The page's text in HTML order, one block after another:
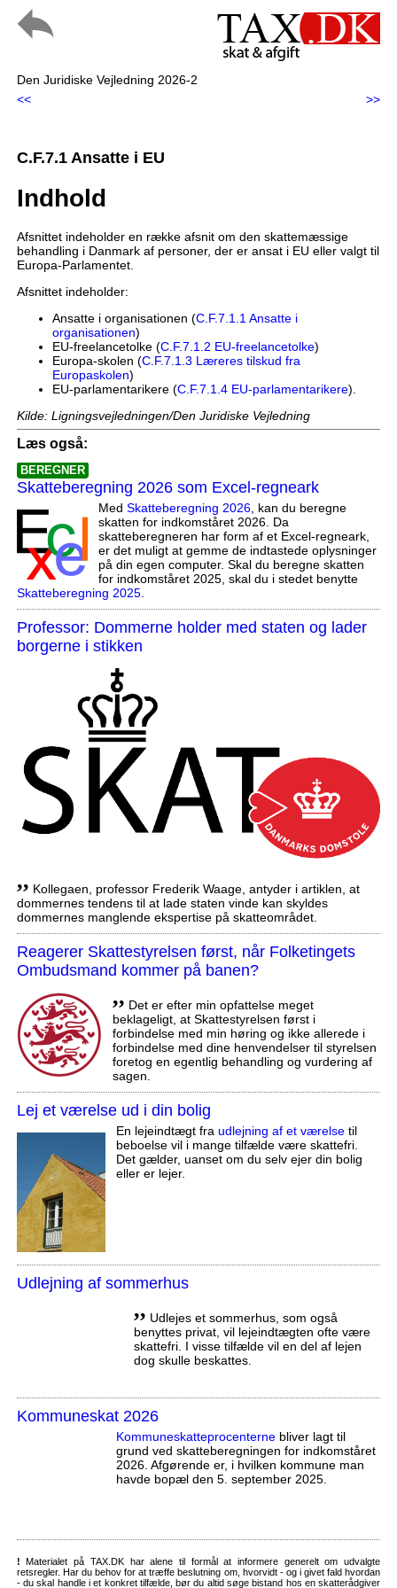
Den Juridiske Vejledning 2026-2
<<
>>
C.F.7.1 Ansatte i EU
Indhold
Afsnittet indeholder en række afsnit om den skattemæssige
behandling i Danmark af personer, der er ansat i EU eller valgt til
Europa-Parlamentet.
Afsnittet indeholder:
Ansatte i organisationen (C.F.7.1.1 Ansatte i
organisationen)
EU-freelancetolke (C.F.7.1.2 EU-freelancetolke)
Europa-skolen (C.F.7.1.3 Læreres tilskud fra
Europaskolen)
EU-parlamentarikere (C.F.7.1.4 EU-parlamentarikere).
Kilde: Ligningsvejledningen/Den Juridiske Vejledning
Læs også:
BEREGNER
Skatteberegning 2026 som Excel-regneark
Med Skatteberegning 2026, kan du beregne
skatten for indkomståret 2026. Da
skatteberegneren har form af et Excel-regneark,
er det muligt at gemme de indtastede oplysninger
på din egen computer. Skal du beregne skatten
for indkomståret 2025, skal du i stedet benytte
Skatteberegning 2025.
Professor: Dommerne holder med staten og lader
borgerne i stikken
,, Kollegaen, professor Frederik Waage, antyder i artiklen, at
dommernes tendens til at lade staten vinde kan skyldes
dommernes manglende ekspertise på skatteområdet.
Reagerer Skattestyrelsen først, når Folketingets
Ombudsmand kommer på banen?
,, Det er efter min opfattelse meget
beklageligt, at Skattestyrelsen først i
forbindelse med min høring og ikke allerede i
forbindelse med dine henvendelser til styrelsen
foretog en egentlig behandling og vurdering af
sagen.
Lej et værelse ud i din bolig
En lejeindtægt fra udlejning af et værelsetil
beboelse vil i mange tilfælde være skattefri.
Det gælder, uanset om du selv ejer din bolig
eller er lejer.
Udlejning af sommerhus
,, Udlejes et sommerhus, som også
benyttes privat, vil lejeindtægten ofte være
skattefri. I visse tilfælde vil en del af lejen
dog skulle beskattes.
Kommuneskat 2026
Kommuneskatte­procenternebliver lagt til
grund ved skatteberegningen for indkomståret
2026. Afgørende er, i hvilken kommune man
havde bopæl den 5. september 2025.
! Materialet på TAX.DK har alene til formål at informere generelt om udvalgte
retsregler. Har du behov for at træffe beslutning om, hvorvidt - og i givet fald hvordan
- du skal handle i et konkret tilfælde, bør du altid søge bistand hos en skatterådgiver